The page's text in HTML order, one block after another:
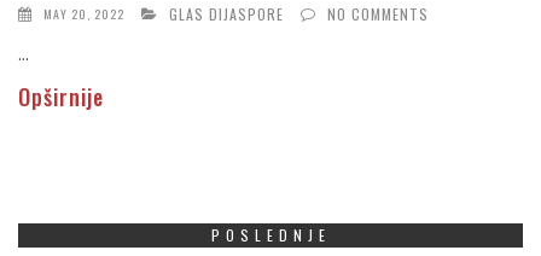
MAY 20, 2022 GLAS DIJASPORE NO COMMENTS
...
Opširnije
POSLEDNJE